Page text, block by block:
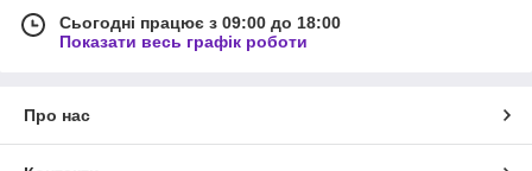
Сьогодні працює з 09:00 до 18:00
Показати весь графік роботи
Про нас